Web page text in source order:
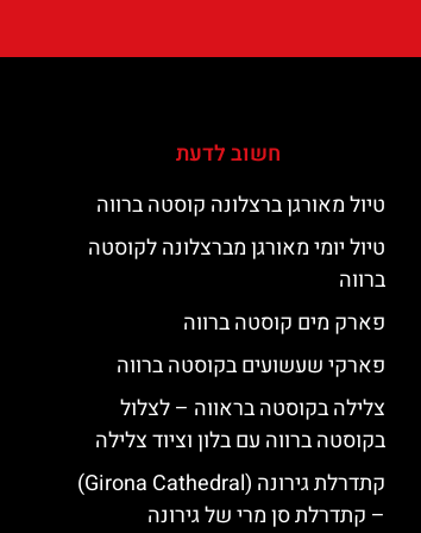
חשוב לדעת
טיול מאורגן ברצלונה קוסטה ברווה
טיול יומי מאורגן מברצלונה לקוסטה
ברווה
פארק מים קוסטה ברווה
פארקי שעשועים בקוסטה ברווה
צלילה בקוסטה בראווה – לצלול
בקוסטה ברווה עם בלון וציוד צלילה
קתדרלת גירונה (Girona Cathedral)
– קתדרלת סן מרי של גירונה